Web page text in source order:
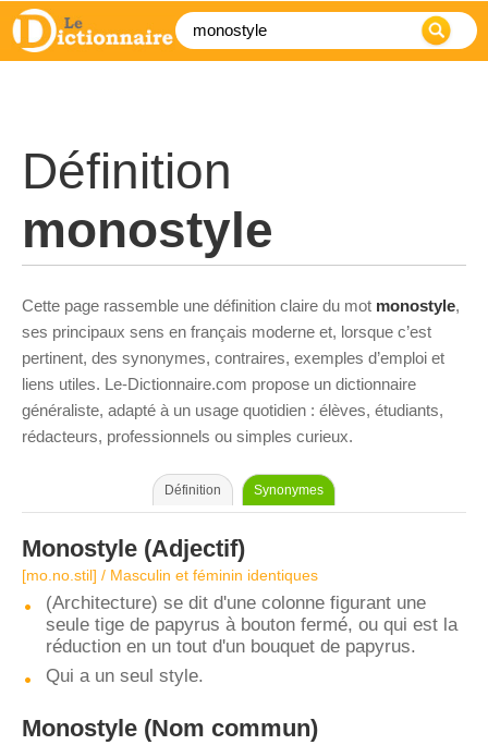
Définition
monostyle
Cette page rassemble une définition claire du mot monostyle,
ses principaux sens en français moderne et, lorsque c’est
pertinent, des synonymes, contraires, exemples d’emploi et
liens utiles. Le-Dictionnaire.com propose un dictionnaire
généraliste, adapté à un usage quotidien : élèves, étudiants,
rédacteurs, professionnels ou simples curieux.
Définition Synonymes
Monostyle (Adjectif)
[mo.no.stil] / Masculin et féminin identiques
(Architecture) se dit d'une colonne figurant une
seule tige de papyrus à bouton fermé, ou qui est la
réduction en un tout d'un bouquet de papyrus.
Qui a un seul style.
Monostyle (Nom commun)